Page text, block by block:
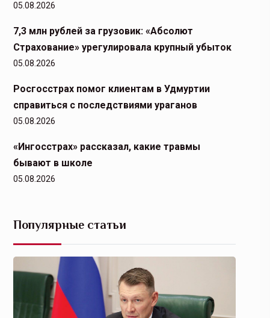
05.08.2026
7,3 млн рублей за грузовик: «Абсолют
Страхование» урегулировала крупный убыток
05.08.2026
Росгосстрах помог клиентам в Удмуртии
справиться с последствиями ураганов
05.08.2026
«Ингосстрах» рассказал, какие травмы
бывают в школе
05.08.2026
Популярные статьи